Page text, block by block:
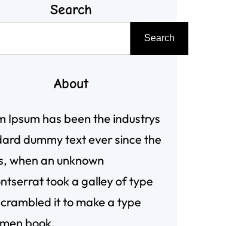
Search
Search
About
Ipsum has been the industrys
dummy text ever since the
when an unknown
took a galley of type
it to make a type
book.